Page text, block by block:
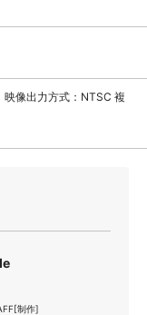
像出力方式：NTSC 複
制作]